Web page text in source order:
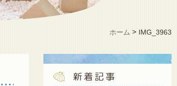
ホーム > IMG_3963
新着記事